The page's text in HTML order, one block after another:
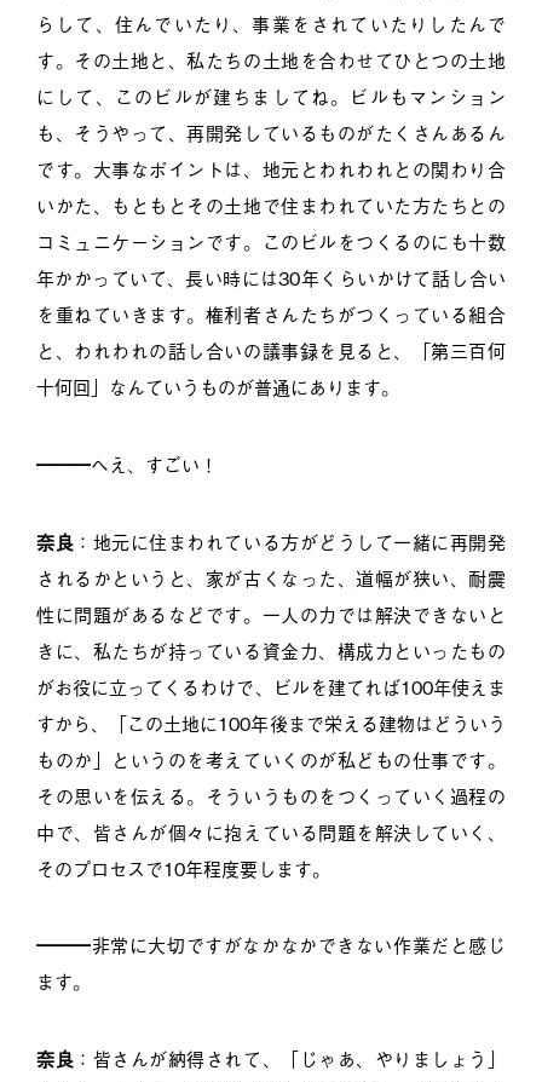
らして、住んでいたり、事業をされていたりしたんで
す。その土地と、私たちの土地を合わせてひとつの土地
にして、このビルが建ちましてね。ビルもマンション
も、そうやって、再開発しているものがたくさんあるん
です。大事なポイントは、地元とわれわれとの関わり合
いかた、もともとその土地で住まわれていた方たちとの
コミュニケーションです。このビルをつくるのにも十数
年かかっていて、長い時には30年くらいかけて話し合い
を重ねていきます。権利者さんたちがつくっている組合
と、われわれの話し合いの議事録を見ると、「第三百何
十何回」なんていうものが普通にあります。
━━━へえ、すごい！
奈良 ：地元に住まわれている方がどうして一緒に再開発
されるかというと、家が古くなった、道幅が狭い、耐震
性に問題があるなどです。一人の力では解決できないと
きに、私たちが持っている資金力、構成力といったもの
がお役に立ってくるわけで、ビルを建てれば100年使えま
すから、「この土地に100年後まで栄える建物はどういう
ものか」というのを考えていくのが私どもの仕事です。
その思いを伝える。そういうものをつくっていく過程の
中で、皆さんが個々に抱えている問題を解決していく、
そのプロセスで10年程度要します。
━━━非常に大切ですがなかなかできない作業だと感じ
ます。
奈良 ：皆さんが納得されて、「じゃあ、やりましょう」